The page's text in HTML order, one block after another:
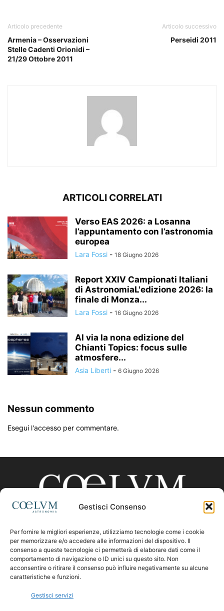
Gestisci Consenso
Per fornire le migliori esperienze, utilizziamo tecnologie come i cookie
per memorizzare e/o accedere alle informazioni del dispositivo. Il
consenso a queste tecnologie ci permetterà di elaborare dati come il
comportamento di navigazione o ID unici su questo sito. Non
acconsentire o ritirare il consenso può influire negativamente su alcune
caratteristiche e funzioni.
Gestisci servizi
Articolo precedente
Armenia – Osservazioni
Stelle Cadenti Orionidi –
21/29 Ottobre 2011
Articolo successivo
Perseidi 2011
ARTICOLI CORRELATI
Verso EAS 2026: a Losanna
l’appuntamento con l’astronomia
europea
Lara Fossi - 18 Giugno 2026
Report XXIV Campionati Italiani
di AstronomiaL'edizione 2026: la
finale di Monza...
Lara Fossi - 16 Giugno 2026
Al via la nona edizione del
Chianti Topics: focus sulle
atmosfere...
Asia Liberti - 6 Giugno 2026
Nessun commento
Esegui l'accesso per commentare.
CHI SIAMO
Contattaci:coelumastro@coelum.com